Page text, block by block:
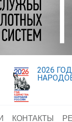
2026
КОНТАКТЫ